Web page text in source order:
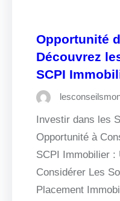
Opportunité
Découvrez
SCPI
Investir dans les
Opportunité à
SCPI Immobilier :
Considérer Les
Placement